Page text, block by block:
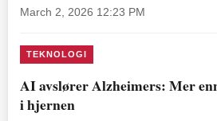
March 2, 2026 12:23 PM
TEKNOLOGI
AI avslører Alzheimers: Mer
i hjernen